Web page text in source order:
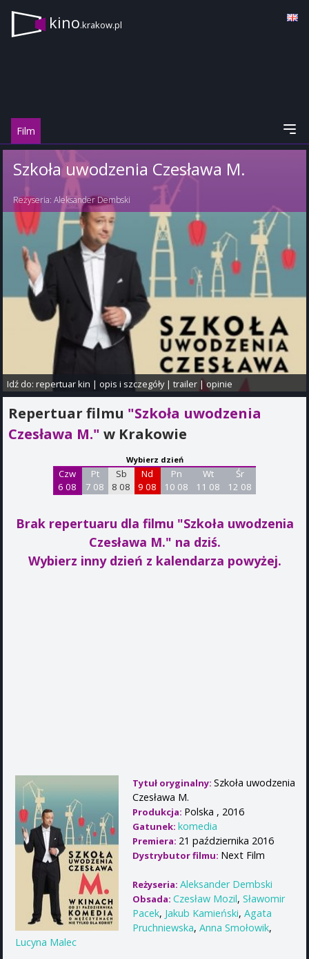
kino.krakow.pl
Film
Szkoła uwodzenia Czesława M.
Reżyseria: Aleksander Dembski
Idź do:repertuar kin |opis i szczegóły|trailer |opinie
Repertuar filmu "Szkoła uwodzenia
Czesława M." w Krakowie
Wybierz dzień
Czw
6 08
Pt
7 08
Sb
8 08
Nd
9 08
Pn
10 08
Wt
11 08
Śr
12 08
Brak repertuaru dla filmu "Szkoła uwodzenia
Czesława M." na dziś.
Wybierz inny dzień z kalendarza powyżej.
Tytuł oryginalny: Szkoła uwodzenia
Czesława M.
Produkcja: Polska , 2016
Gatunek: komedia
Premiera: 21 października 2016
Dystrybutor filmu: Next Film
Reżyseria: Aleksander Dembski
Obsada: Czesław Mozil, Sławomir
Pacek, Jakub Kamieński, Agata
Pruchniewska, Anna Smołowik,
Lucyna Malec